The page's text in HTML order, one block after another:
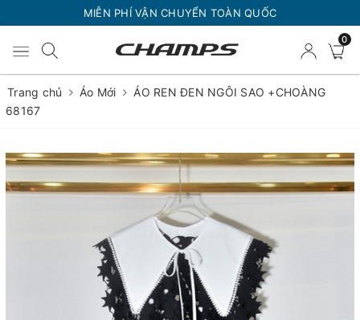
MIỄN PHÍ VẬN CHUYỂN TOÀN QUỐC
0
Trang chủ Áo Mới
ÁO REN ĐEN NGÔI SAO +CHOÀNG
68167